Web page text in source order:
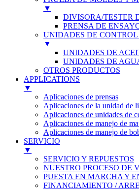
▼
DIVISORA/TESTER
PRENSA DE
UNIDADES DE
▼
UNIDADES DE
UNIDADES DE
OTROS PRODUCTOS
APPLICATIONS
▼
Aplicaciones de prensas
Aplicaciones de la unidad de
Aplicaciones de unidades de
Aplicaciones de manejo de
Aplicaciones de manejo de
SERVICIO
▼
SERVICIO Y REPUESTOS
NUESTRO PROCESO DE
PUESTA EN MARCHA Y
FINANCIAMIENTO /